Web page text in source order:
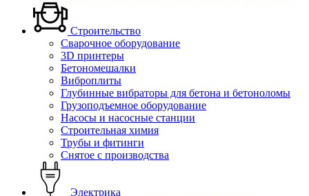
Строительство
Сварочное оборудование
3D принтеры
Бетономешалки
Виброплиты
Глубинные вибраторы для бетона и бетоноломы
Грузоподъемное оборудование
Насосы и насосные станции
Строительная химия
Трубы и фитинги
Снятое с производства
Электрика